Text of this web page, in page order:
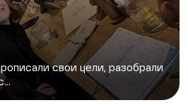
свои цели, разобрали